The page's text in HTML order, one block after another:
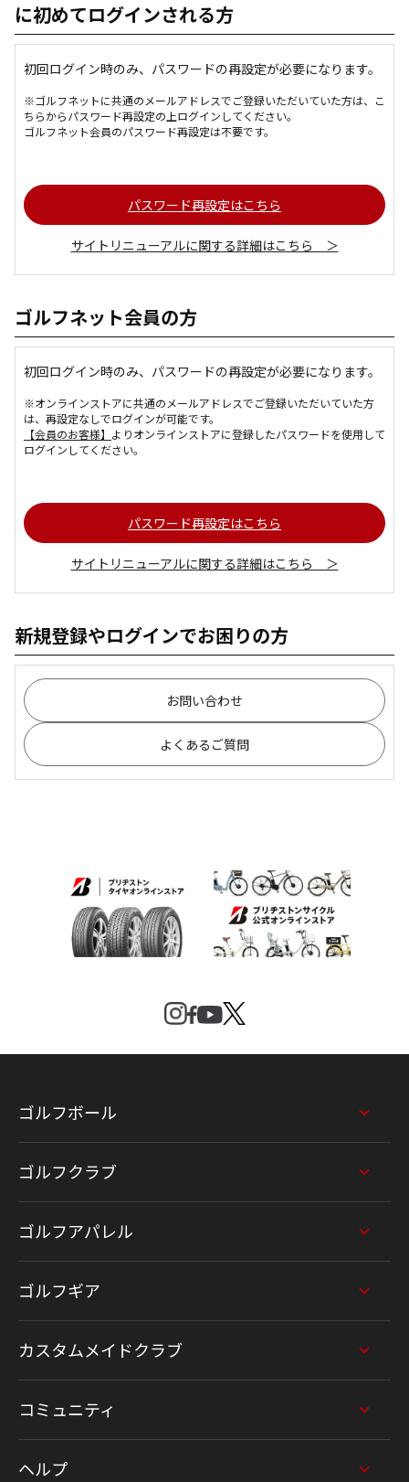
に初めてログインされる方
初回ログイン時のみ、パスワードの再設定が必要になります。
※ゴルフネットに共通のメールアドレスでご登録いただいていた方は、こ
ちらからパスワード再設定の上ログインしてください。
ゴルフネット会員のパスワード再設定は不要です。
パスワード再設定はこちら
サイトリニューアルに関する詳細はこちら ＞
ゴルフネット会員の方
初回ログイン時のみ、パスワードの再設定が必要になります。
※オンラインストアに共通のメールアドレスでご登録いただいていた方
は、再設定なしでログインが可能です。
【会員のお客様】 よりオンラインストアに登録したパスワードを使用して
ログインしてください。
パスワード再設定はこちら
サイトリニューアルに関する詳細はこちら ＞
新規登録やログインでお困りの方
お問い合わせ
よくあるご質問
ゴルフボール
ゴルフクラブ
ゴルフアパレル
ゴルフギア
カスタムメイドクラブ
コミュニティ
ヘルプ